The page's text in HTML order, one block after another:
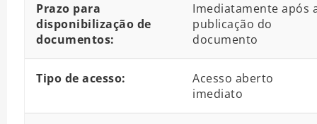
Prazo para
disponibilização de
documentos:
Imediatamente após
publicação do
documento
Tipo de acesso:
Acesso aberto
imediato